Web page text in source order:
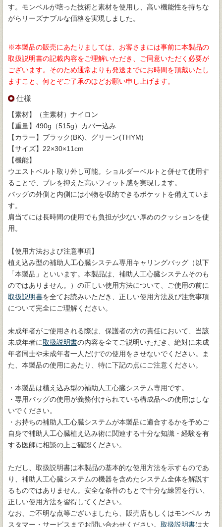
す。モンベルが培った技術と素材を使用し、高い機能性を持ちな
がらリーズナブルな価格を実現しました。
※本製品の販売にあたりましては、お客さまには事前に本製品の
取扱説明書の記載内容をご理解いただき、ご同意いただく必要が
ございます。そのため通常よりも発送までにお時間を頂戴いたし
ますこと、何とぞご了承のほどお願い申し上げます。
仕様
【素材】（主素材）ナイロン
【重量】490g（515g）カバー込み
【カラー】ブラック(BK)、グリーン(THYM)
【サイズ】22×30×11cm
【機能】
ウエストベルト取り外し可能。ショルダーベルトと併せて使用す
ることで、ブレを抑えた高いフィット感を実現します。
バッグの外側と内側には小物を収納できるポケットを備えていま
す。
肩当てには長時間の使用でも負担が少ない厚めのクッションを使
用。
【使用方法および注意事項】
植え込み型の補助人工心臓システム専用キャリングバッグ（以下
「本製品」といいます。本製品は、補助人工心臓システムそのも
のではありません。）の正しい使用方法について、ご使用の前に
取扱説明書を全てお読みいただき、正しい使用方法及び注意事項
について完全にご理解ください。
未成年者がご使用される際は、保護者の方の責任において、当該
未成年者に取扱説明書の内容を全てご説明いただき、絶対に未成
年者同士や未成年者一人だけでの使用をさせないでください。ま
た、本製品の使用にあたり、特に下記の点にご注意ください。
・本製品は植え込み型の補助人工心臓システム専用です。
・専用バッグの使用が義務付けられている構成品への使用はしな
いでください。
・お持ちの補助人工心臓システムが本製品に適合するかを予めご
自身で補助人工心臓植え込み術に関連する十分な知識・経験を有
する医師に相談の上ご確認ください。
ただし、取扱説明書は本製品の基本的な使用方法を示すものであ
り、補助人工心臓システムの機器を含めたシステム全体を解説す
るものではありません。安全な条件のもとで十分な練習を行い、
正しい使用方法を習得してください。
なお、ご不明な点等ございましたら、販売店もしくはモンベル カ
スタマー・サービスまでお問い合わせください。 取扱説明書は大